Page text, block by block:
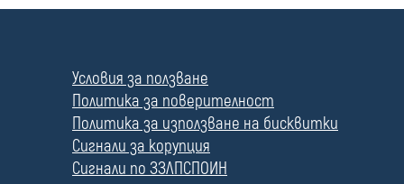
л
е
Условия за ползване
Политика за поверителност
Политика за използване на бисквитки
Сигнали за корупция
Сигнали по ЗЗЛПСПОИН